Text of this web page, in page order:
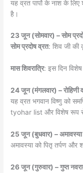
यह व्रत पापों के नाश के लिए
है।
23 जून (सोमवार) – सोम
सोम प्रदोष व्रत: शिव जी की
मास शिवरात्रि: इस दिन
24 जून (मंगलवार) – रोहिणी
यह व्रत भगवान विष्णु को
tyohar list और विशेष रूप से
25 जून (बुधवार) – अमावस्या
अमावस्या को पितृ तर्पण और
26 जून (गुरुवार) – गुप्त